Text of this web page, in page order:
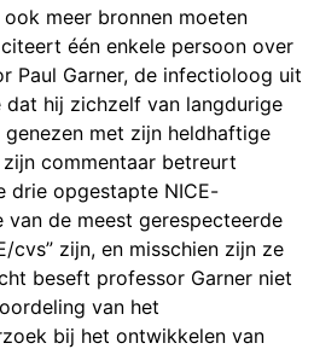
meer bronnen moeten
één enkele persoon over
Paul Garner, de infectioloog uit
hij zichzelf van langdurige
genezen met zijn heldhaftige
commentaar betreurt
drie opgestapte NICE-
van de meest gerespecteerde
cvs” zijn, en misschien zijn ze
beseft professor Garner niet
van het
bij het ontwikkelen van